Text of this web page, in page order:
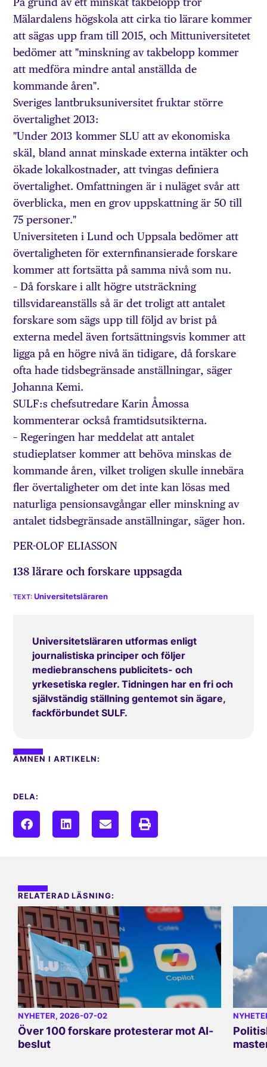
Mälardalens högskola att cirka tio lärare kommer
att sägas upp fram till 2015, och Mittuniversitetet
bedömer att "minskning av takbelopp kommer
att medföra mindre antal anställda de
kommande åren".
Sveriges lantbruksuniversitet fruktar större
övertalighet 2013:
"Under 2013 kommer SLU att av ekonomiska
skäl, bland annat minskade externa intäkter och
ökade lokalkostnader, att tvingas definiera
övertalighet. Omfattningen är i nuläget svår att
överblicka, men en grov uppskattning är 50 till
75 personer."
Universiteten i Lund och Uppsala bedömer att
övertaligheten för externfinansierade forskare
kommer att fortsätta på samma nivå som nu.
– Då forskare i allt högre utsträckning
tillsvidareanställs så är det troligt att antalet
forskare som sägs upp till följd av brist på
externa medel även fortsättningsvis kommer att
ligga på en högre nivå än tidigare, då forskare
ofta hade tidsbegränsade anställningar, säger
Johanna Kemi.
SULF:s chefsutredare Karin Åmossa
kommenterar också framtidsutsikterna.
– Regeringen har meddelat att antalet
studieplatser kommer att behöva minskas de
kommande åren, vilket troligen skulle innebära
fler övertaligheter om det inte kan lösas med
naturliga pensionsavgångar eller minskning av
antalet tidsbegränsade anställningar, säger hon.
PER-OLOF ELIASSON
138 lärare och forskare uppsagda
Universitetsläraren
Universitetsläraren utformas enligt
journalistiska principer och följer
mediebranschens publicitets- och
yrkesetiska regler. Tidningen har en fri och
självständig ställning gentemot sin ägare,
fackförbundet SULF.
ÄMNEN I ARTIKELN:
DELA:
RELATERAD LÄSNING:
NYHETER, 2026-07-02
Över 100 forskare protesterar mot AI-
beslut